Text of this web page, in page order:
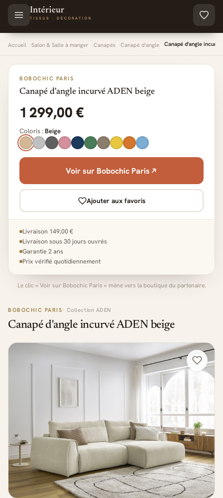
Aller au contenu principal
Accueil Salon & Salle à manger Canapés Canapé d'angle Canapé d'angle
BOBOCHIC PARIS · Collection ADEN
Canapé d'angle incurvé ADEN beige
BOBOCHIC PARIS
Canapé d'angle incurvé ADEN beige
1 299,00 €
Coloris : Beige
Voir sur Bobochic Paris
Ajouter aux favoris
Livraison 149,00 €
Livraison sous 30 jours ouvrés
Garantie 2 ans
Prix vérifié quotidiennement
Le clic « Voir sur Bobochic Paris » mène vers la boutique du partenaire.